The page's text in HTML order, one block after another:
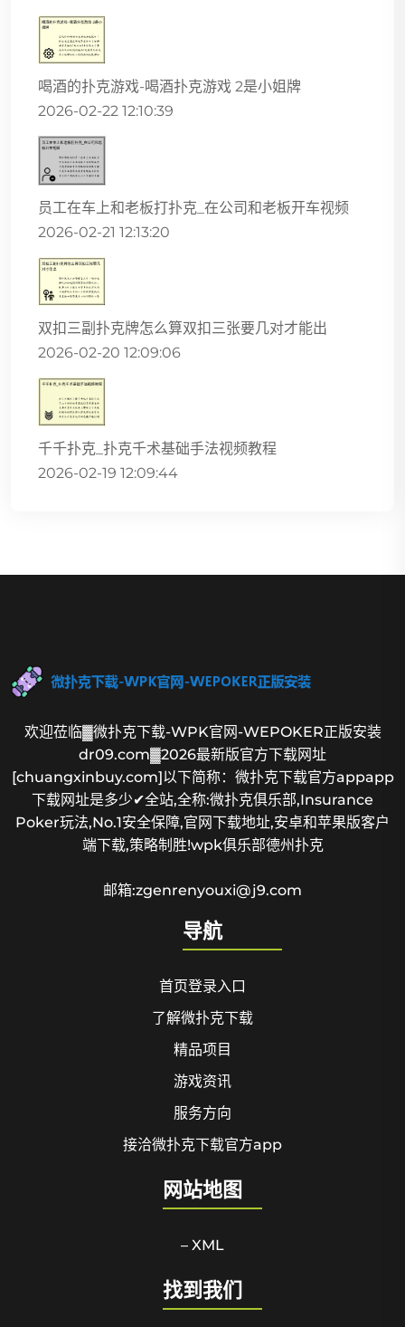
喝酒的扑克游戏-喝酒扑克游戏 2是小姐牌
2026-02-22 12:10:39
员工在车上和老板打扑克_在公司和老板开车视频
2026-02-21 12:13:20
双扣三副扑克牌怎么算双扣三张要几对才能出
2026-02-20 12:09:06
千千扑克_扑克千术基础手法视频教程
2026-02-19 12:09:44
欢迎莅临▓微扑克下载-WPK官网-WEPOKER正版安装
dr09.com▓2026最新版官方下载网址
[chuangxinbuy.com]以下简称：微扑克下载官方appapp
下载网址是多少✔全站,全称:微扑克俱乐部,Insurance
Poker玩法,No.1安全保障,官网下载地址,安卓和苹果版客户
端下载,策略制胜!wpk俱乐部德州扑克
邮箱:zgenrenyouxi@j9.com
导航
首页登录入口
了解微扑克下载
精品项目
游戏资讯
服务方向
接洽微扑克下载官方app
网站地图
– XML
找到我们